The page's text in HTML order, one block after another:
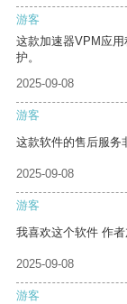
游客
这款加速器VPM应
护。
2025-09-08
游客
这款软件的售后服务
2025-09-08
游客
我喜欢这个软件 作者
2025-09-08
游客